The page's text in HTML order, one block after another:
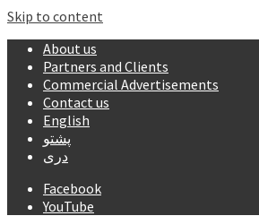
Skip to content
About us
Partners and Clients
Commercial Advertisements
Contact us
English
پشتو
دری
Facebook
YouTube